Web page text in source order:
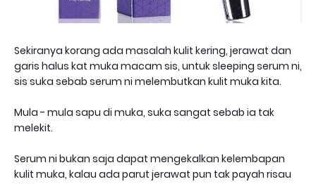
Sekiranya korang ada masalah kulit kering, jerawat dan
garis halus kat muka macam sis, untuk sleeping serum ni,
sis suka sebab serum ni melembutkan kulit muka kita.
Mula - mula sapu di muka, suka sangat sebab ia tak
melekit.
Serum ni bukan saja dapat mengekalkan kelembapan
kulit muka, kalau ada parut jerawat pun tak payah risau